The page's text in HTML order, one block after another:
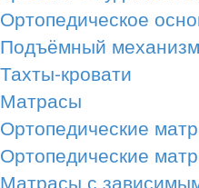
Ортопедическое
Подъёмный механизм
Тахты-кровати
Матрасы
Ортопедические
Ортопедические
Матрасы с